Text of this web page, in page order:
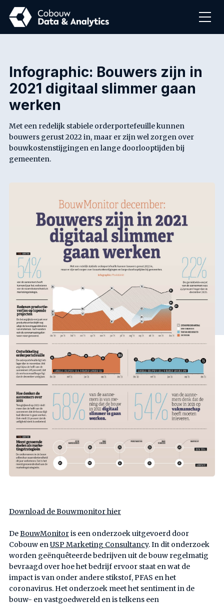
CASES
CONTACT
Infographic: Bouwers zijn in
2021 digitaal slimmer gaan
werken
Met een redelijk stabiele orderportefeuille kunnen
bouwers gerust 2022 in, maar er zijn wel zorgen over
bouwkostenstijgingen en lange doorlooptijden bij
gemeenten.
Download de Bouwmonitor hier
DeBouwMonitoris een onderzoek uitgevoerd door
Cobouw enUSP Marketing Consultancy. In dit onderzoek
worden geënquêteerde bedrijven uit de bouw regelmatig
bevraagd over hoe het bedrijf ervoor staat en wat de
impact is van onder andere stikstof, PFAS en het
coronavirus. Het onderzoek meet het sentiment in de
bouw- en vastgoedwereld en is telkens een